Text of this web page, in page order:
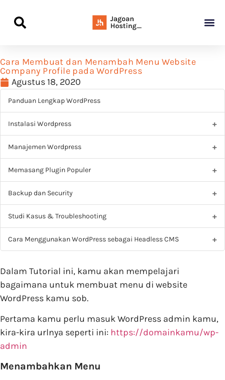
Cara Membuat dan Menambah Menu Website
Company Profile pada WordPress
Agustus 18, 2020
Panduan Lengkap WordPress
Instalasi Wordpress
Manajemen Wordpress
Memasang Plugin Populer
Backup dan Security
Studi Kasus & Troubleshooting
Cara Menggunakan WordPress sebagai Headless CMS
Dalam Tutorial ini, kamu akan mempelajari
bagaimana untuk membuat menu di website
WordPress kamu sob.
Pertama kamu perlu masuk WordPress admin kamu,
kira-kira urlnya seperti ini: https://domainkamu/wp-
admin
Menambahkan Menu